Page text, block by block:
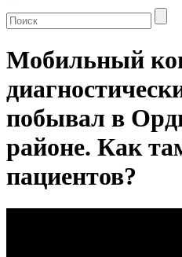
Мобильный
побывал в
районе. Как
пациентов?